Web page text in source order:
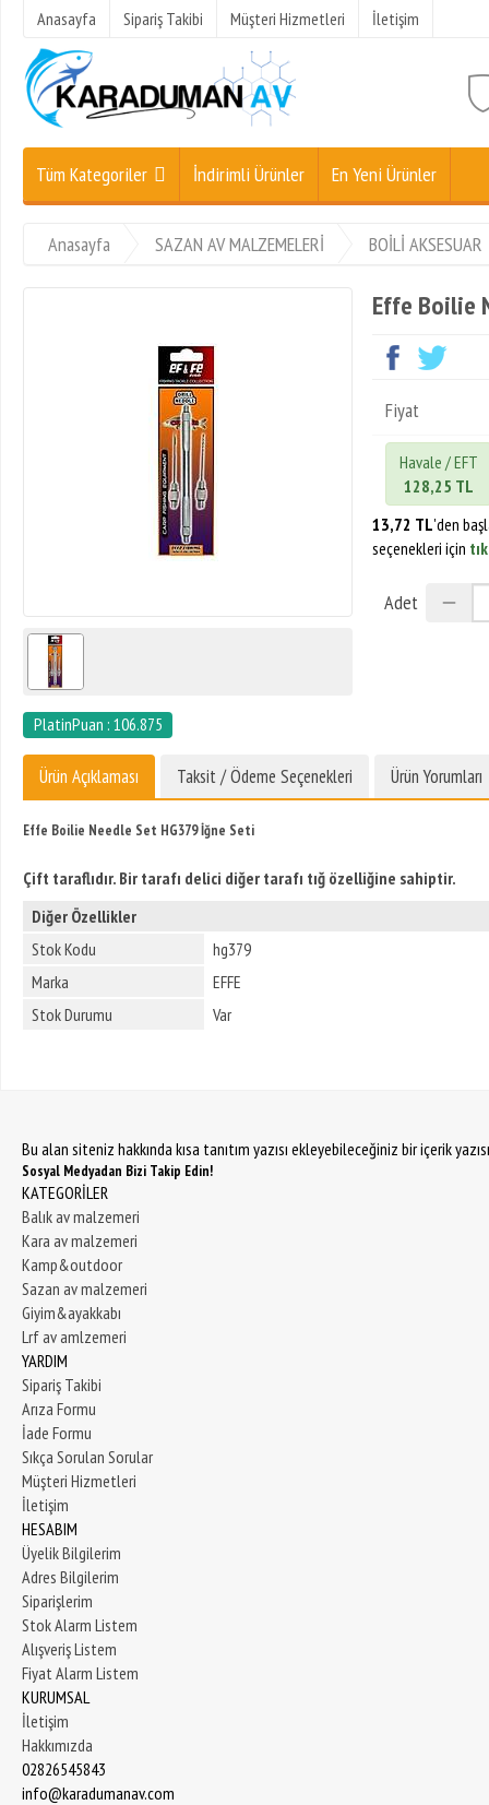
Anasayfa Sipariş Takibi Müşteri Hizmetleri İletişim
Tüm Kategoriler İndirimli Ürünler En Yeni Ürünler
Anasayfa SAZAN AV MALZEMELERİ BOİLİ AKSESUAR
PlatinPuan : 106.875
Effe Boilie
Fiyat
Havale / EFT
128,25 TL
13,72 TL'den
seçenekleri için
Adet
Ürün Açıklaması Taksit / Ödeme Seçenekleri Ürün Yorumları
Effe Boilie Needle Set HG379 İğne Seti
Çift taraflıdır. Bir tarafı delici diğer tarafı tığ özelliğine sahiptir.
Diğer Özellikler
Stok Kodu
hg379
Marka
EFFE
Stok Durumu
Var
Bu alan siteniz hakkında kısa tanıtım yazısı ekleyebileceğiniz bir içerik
Sosyal Medyadan Bizi Takip Edin!
KATEGORİLER
Balık av malzemeri
Kara av malzemeri
Kamp&outdoor
Sazan av malzemeri
Giyim&ayakkabı
Lrf av amlzemeri
YARDIM
Sipariş Takibi
Arıza Formu
İade Formu
Sıkça Sorulan Sorular
Müşteri Hizmetleri
İletişim
HESABIM
Üyelik Bilgilerim
Adres Bilgilerim
Siparişlerim
Stok Alarm Listem
Alışveriş Listem
Fiyat Alarm Listem
KURUMSAL
İletişim
Hakkımızda
02826545843
info@karadumanav.com